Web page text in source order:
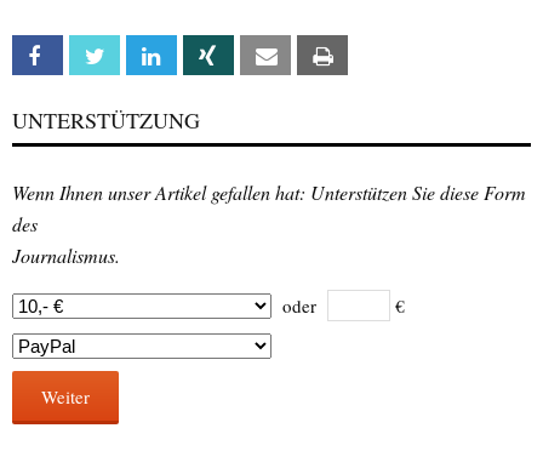
Facebook Twitter Linkedin Xing Email
UNTERSTÜTZUNG
Wenn Ihnen unser Artikel gefallen hat: Unterstützen Sie diese Form
des
Journalismus.
oder €
Weiter